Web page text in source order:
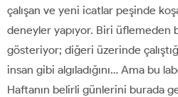
çalışan ve yeni icatlar peşinde
deneyler yapıyor. Biri üflemeden
gösteriyor; diğeri üzerinde
insan gibi algıladığını… Ama bu
Haftanın belirli günlerini burada